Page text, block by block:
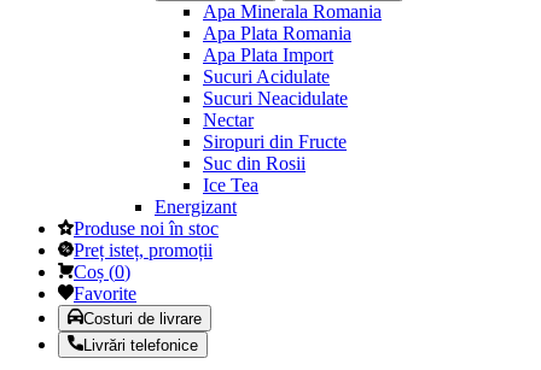
Apa Minerala Romania
Apa Plata Romania
Apa Plata Import
Sucuri Acidulate
Sucuri Neacidulate
Nectar
Siropuri din Fructe
Suc din Rosii
Ice Tea
Energizant
Produse noi în stoc
Preț isteț, promoții
Coș (0)
Favorite
Costuri de livrare
Livrări telefonice